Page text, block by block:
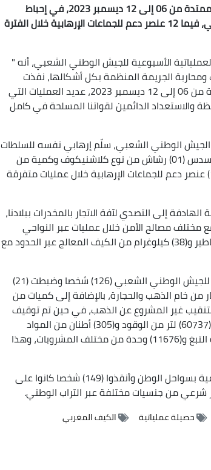
نجحت وحدات ومفارز للجيش الوطني الشعبي خلال الفترة الممتدة من 06 إلى 12 ديسمبر 2023، في إحباط
محاولات إغراق الجزائر بأكثر من 10 قناطير من الكيف المغربي، فيما 12 عنصر دعم للجماعات الإرهابية خلال الفترة
الأسبوعية للجيش الوطني الشعبي، أنه "
الجريمة المنظمة بكل أشكالها، نفذت
وحدات ومفارز للجيش الوطني الشعبي، خلال الفترة الممتدة من 06 إلى 12 ديسمبر 2023، عديد العمليات التي
والاستعداد الدائمين لقواتنا المسلحة في كامل
الوطني الشعبي، سلّم إرهابي نفسه للسلطات
العسكرية بإن قزام بالناحية العسكرية السادسة، وبحوزته مسدس (01) رشاش من نوع كلاشنيكوف وكمية من
الذخيرة، في حين أوقفت مفارز للجيش الوطني الشعبي (12) عنصر دعم للجماعات الإرهابية خلال عمليات متفرقة
إلى التصدي لآفة الاتجار بالمخدرات ببلادنا،
مصالح الأمن خلال عمليات عبر النواحي
العسكرية، (47) تاجر مخدرات وأحبطت محاولات إدخال (10) قناطير و(38) كيلوغرام من الكيف المعالج عبر الحدود مع
وبكل من تمنراست وبرج باجي مختار وإن قزام، أوقفت مفارز للجيش الوطني الشعبي (126) شخصا وضبطت (21)
كهربائيا و(33) مطرقة ضغط و(770) قنطار من خام الذهب والحجارة، بالإضافة إلى كميات من
غير المشروع عن الذهب، في حين تم توقيف
(40) شخصا آخر وضبط (09) بنادق صيد و(04) مسدسات آلية و(60737) لتر من الوقود و(305) أطنان من المواد
الغذائية الموجهة للتهريب والمضاربة و(14) قنطار من مادة التبغ و(11676) وحدة من مختلف المشروبات، وهذا
من جهة أخرى، أحبط حراس السواحل محاولات هجرة غير شرعية بسواحل الوطن وأنقذوا (149) شخصا كانوا على
حصيلة عملياتية الكيف المغربي